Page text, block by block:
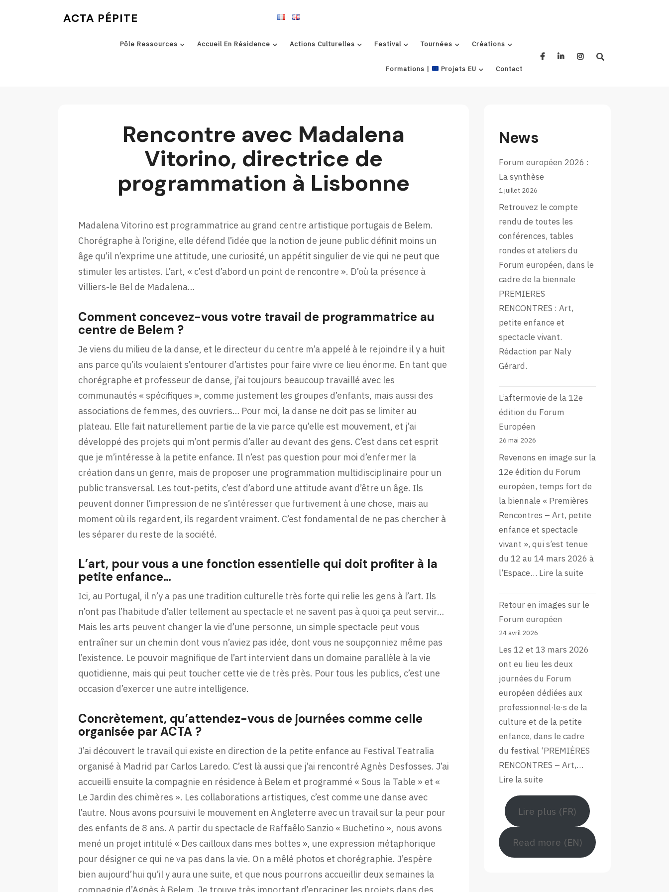
ACTA PÉPITE
Pôle Ressources Accueil En Résidence Actions Culturelles Festival Tournées Créations
Formations | Projets EU Contact
Rencontre avec Madalena
Vitorino, directrice de
programmation à Lisbonne
Madalena Vitorino est programmatrice au grand centre artistique portugais de Belem.
Chorégraphe à l’origine, elle défend l’idée que la notion de jeune public définit moins un
âge qu’il n’exprime une attitude, une curiosité, un appétit singulier de vie qui ne peut que
stimuler les artistes. L’art, « c’est d’abord un point de rencontre ». D’où la présence à
Villiers-le Bel de Madalena…
Comment concevez-vous votre travail de programmatrice au
centre de Belem ?
Je viens du milieu de la danse, et le directeur du centre m’a appelé à le rejoindre il y a huit
ans parce qu’ils voulaient s’entourer d’artistes pour faire vivre ce lieu énorme. En tant que
chorégraphe et professeur de danse, j’ai toujours beaucoup travaillé avec les
communautés « spécifiques », comme justement les groupes d’enfants, mais aussi des
associations de femmes, des ouvriers… Pour moi, la danse ne doit pas se limiter au
plateau. Elle fait naturellement partie de la vie parce qu’elle est mouvement, et j’ai
développé des projets qui m’ont permis d’aller au devant des gens. C’est dans cet esprit
que je m’intéresse à la petite enfance. Il n’est pas question pour moi d’enfermer la
création dans un genre, mais de proposer une programmation multidisciplinaire pour un
public transversal. Les tout-petits, c’est d’abord une attitude avant d’être un âge. Ils
peuvent donner l’impression de ne s’intéresser que furtivement à une chose, mais au
moment où ils regardent, ils regardent vraiment. C’est fondamental de ne pas chercher à
les séparer du reste de la société.
L’art, pour vous a une fonction essentielle qui doit profiter à la
petite enfance…
Ici, au Portugal, il n’y a pas une tradition culturelle très forte qui relie les gens à l’art. Ils
n’ont pas l’habitude d’aller tellement au spectacle et ne savent pas à quoi ça peut servir…
Mais les arts peuvent changer la vie d’une personne, un simple spectacle peut vous
entraîner sur un chemin dont vous n’aviez pas idée, dont vous ne soupçonniez même pas
l’existence. Le pouvoir magnifique de l’art intervient dans un domaine parallèle à la vie
quotidienne, mais qui peut toucher cette vie de très près. Pour tous les publics, c’est une
occasion d’exercer une autre intelligence.
Concrètement, qu’attendez-vous de journées comme celle
organisée par ACTA ?
J’ai découvert le travail qui existe en direction de la petite enfance au Festival Teatralia
organisé à Madrid par Carlos Laredo. C’est là aussi que j’ai rencontré Agnès Desfosses. J’ai
accueilli ensuite la compagnie en résidence à Belem et programmé « Sous la Table » et «
Le Jardin des chimères ». Les collaborations artistiques, c’est comme une danse avec
l’autre. Nous avons poursuivi le mouvement en Angleterre avec un travail sur la peur pour
des enfants de 8 ans. A partir du spectacle de Raffaêlo Sanzio « Buchetino », nous avons
mené un projet intitulé « Des cailloux dans mes bottes », une expression métaphorique
pour désigner ce qui ne va pas dans la vie. On a mêlé photos et chorégraphie. J’espère
bien aujourd’hui qu’il y aura une suite, et que nous pourrons accueillir deux semaines la
compagnie d’Agnès à Belem. Je trouve très important d’enraciner les projets dans des
News
Forum européen 2026 :
La synthèse
1 juillet 2026
Retrouvez le compte
rendu de toutes les
conférences, tables
rondes et ateliers du
Forum européen, dans le
cadre de la biennale
PREMIERES
RENCONTRES : Art,
petite enfance et
spectacle vivant.
Rédaction par Naly
Gérard.
L’aftermovie de la 12e
édition du Forum
Européen
26 mai 2026
Revenons en image sur la
12e édition du Forum
européen, temps fort de
la biennale « Premières
Rencontres – Art, petite
enfance et spectacle
vivant », qui s’est tenue
du 12 au 14 mars 2026 à
l’Espace… Lire la suite
de
édition
Retour en images sur le
Forum européen
24 avril 2026
Les 12 et 13 mars 2026
ont eu lieu les deux
journées du Forum
européen dédiées aux
professionnel·le·s de la
culture et de la petite
enfance, dans le cadre
du festival ‘PREMIÈRES
RENCONTRES – Art,…
Lire la suite
Retour
en
Lire plus (FR)
Read more (EN)